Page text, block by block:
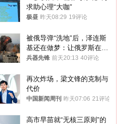
求助心理“大咖”
极昼 昨天08:29 19评论
被俄导弹“洗地”后，泽连斯
基还在做梦：让俄罗斯在冬
季前求和？
兵器先锋 前天20:13 40评论
再次炸场，梁文锋的克制与
代价
中国新闻周刊 昨天07:06 21评论
高市早苗就“无核三原则”的